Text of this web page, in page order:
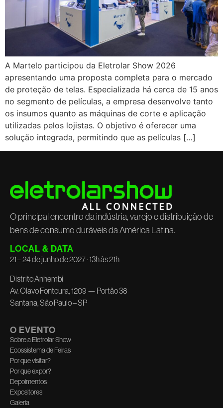
A Martelo participou da Eletrolar Show 2026
apresentando uma proposta completa para o mercado
de proteção de telas. Especializada há cerca de 15 anos
no segmento de películas, a empresa desenvolve tanto
os insumos quanto as máquinas de corte e aplicação
utilizadas pelos lojistas. O objetivo é oferecer uma
solução integrada, permitindo que as películas […]
O principal encontro da indústria, varejo e distribuição de
bens de consumo duráveis da América Latina.
LOCAL & DATA
21 – 24 de junho de 2027 · 13h às 21h
Distrito Anhembi
Av. Olavo Fontoura, 1209 — Portão 38
Santana, São Paulo – SP
O EVENTO
Sobre a Eletrolar Show
Ecossistema de Feiras
Por que visitar?
Por que expor?
Depoimentos
Expositores
Galeria